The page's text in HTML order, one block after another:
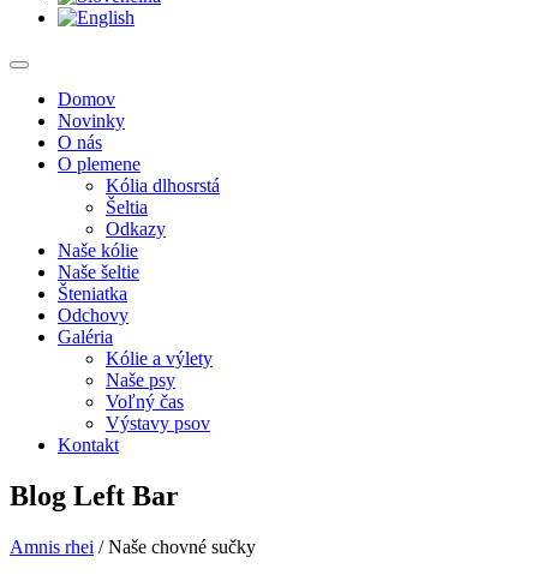
Domov
Novinky
O nás
O plemene
Kólia dlhosrstá
Šeltia
Odkazy
Naše kólie
Naše šeltie
Šteniatka
Odchovy
Galéria
Kólie a výlety
Naše psy
Voľný čas
Výstavy psov
Kontakt
Blog Left Bar
Amnis rhei /Naše chovné sučky